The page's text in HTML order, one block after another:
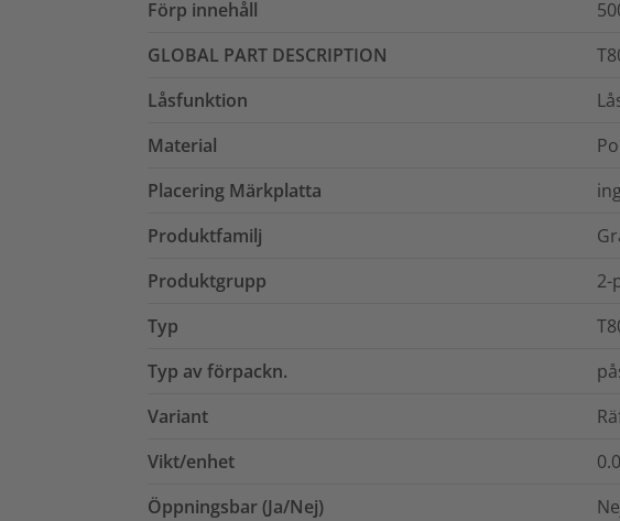
Förp innehåll
GLOBAL PART DESCRIPTION
Låsfunktion
Material
Placering Märkplatta
Produktfamilj
Produktgrupp
2-
Typ
Typ av förpackn.
Variant
Vikt/enhet
Öppningsbar (Ja/Nej)